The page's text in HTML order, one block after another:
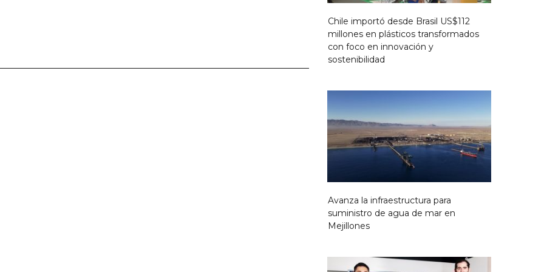
Chile importó desde Brasil US$112
millones en plásticos transformados
con foco en innovación y
sostenibilidad
Avanza la infraestructura para
suministro de agua de mar en
Mejillones